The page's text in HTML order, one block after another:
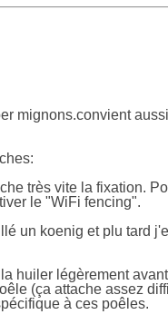
mignons.convient
très vite la fixation.
le "WiFi fencing".
un koenig et plu tard
huiler légèrement
(ça attache assez
à ces poêles.